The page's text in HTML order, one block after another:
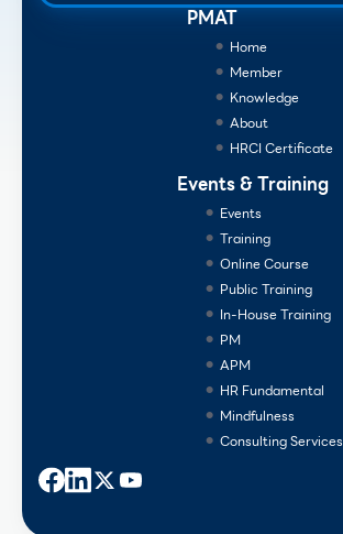
PMAT
Home
Member
Knowledge
About
HRCI Certificate
Events & Training
Events
Training
Online Course
Public Training
In-House Training
PM
APM
HR Fundamental
Mindfulness
Consulting Services